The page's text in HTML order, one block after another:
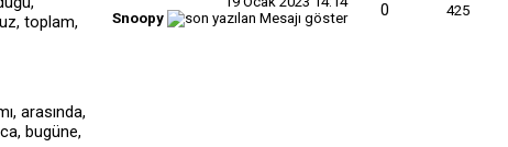
Snoopy
0 425